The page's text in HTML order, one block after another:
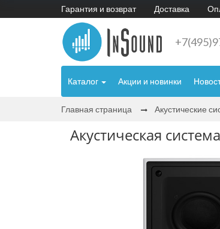
Гарантия и возврат Доставка
Каталог Акции и новинки
Главная страница Акустические
Акустическая